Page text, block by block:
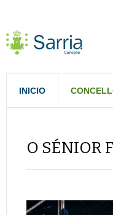
INICIO
O SÉNIOR